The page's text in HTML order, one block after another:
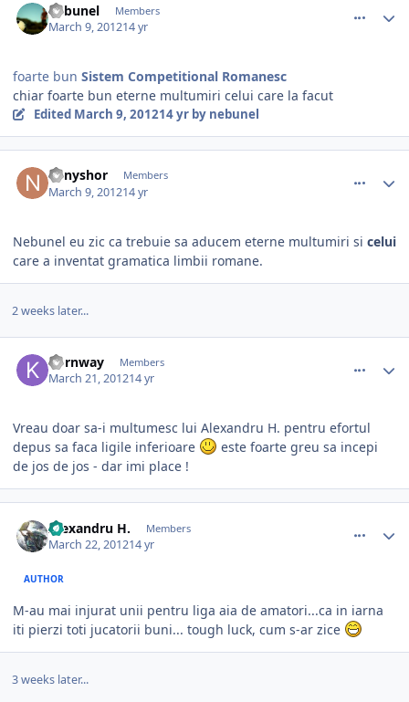
nebunel Members
March 9, 201214 yr
foarte bun Sistem Competitional Romanesc
chiar foarte bun eterne multumiri celui care la facut
Edited March 9, 201214 yrby nebunel
nynyshor Members
March 9, 201214 yr
Nebunel eu zic ca trebuie sa aducem eterne multumiri si celui
care a inventat gramatica limbii romane.
2 weeks later...
kornway Members
March 21, 201214 yr
Vreau doar sa-i multumesc lui Alexandru H. pentru efortul
depus sa faca ligile inferioare
este foarte greu sa incepi
de jos de jos - dar imi place !
Alexandru H. Members
March 22, 201214 yr
AUTHOR
M-au mai injurat unii pentru liga aia de amatori...ca in iarna
iti pierzi toti jucatorii buni... tough luck, cum s-ar zice
3 weeks later...